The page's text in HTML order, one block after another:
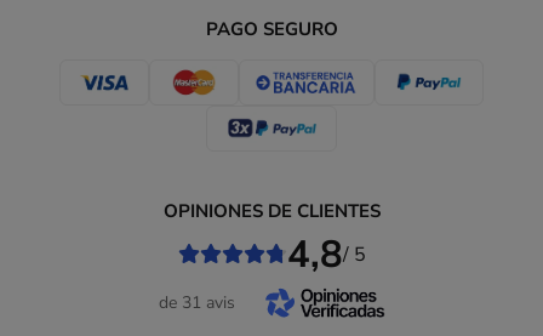
PAGO SEGURO
OPINIONES DE CLIENTES
4,8/ 5
de 31 avis